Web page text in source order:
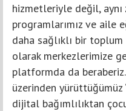
hizmetleriyle değil,
programlarımız ve aile
daha sağlıklı bir toplum
olarak merkezlerimize
platformda da
üzerinden yürüttüğümüz
dijital bağımlılıktan